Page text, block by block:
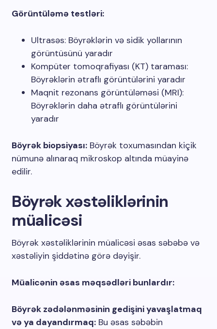
Görüntüləmə testləri:
Ultrasəs: Böyrəklərin və sidik yollarının
görüntüsünü yaradır
Kompüter tomoqrafiyası (KT) taraması:
Böyrəklərin ətraflı görüntülərini yaradır
Maqnit rezonans görüntüləməsi (MRI):
Böyrəklərin daha ətraflı görüntülərini
yaradır
Böyrək biopsiyası: Böyrək toxumasından kiçik
nümunə alınaraq mikroskop altında müayinə
edilir.
Böyrək xəstəliklərinin
müalicəsi
Böyrək xəstəliklərinin müalicəsi əsas səbəbə və
xəstəliyin şiddətinə görə dəyişir.
Müalicənin əsas məqsədləri bunlardır:
Böyrək zədələnməsinin gedişini yavaşlatmaq
və ya dayandırmaq: Bu əsas səbəbin